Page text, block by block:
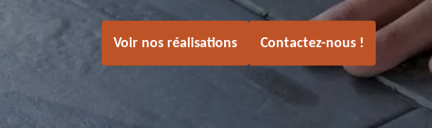
Voir nos réalisations Contactez-nous !